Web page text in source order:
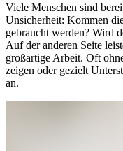
Viele Menschen sind
Unsicherheit: Kommen
gebraucht werden? Wird
Auf der anderen Seite
großartige Arbeit. Oft
zeigen oder gezielt
an.